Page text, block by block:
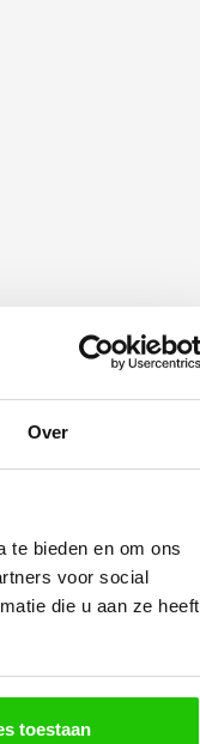
Over
te bieden en om ons
voor social
die u aan ze heeft
toestaan